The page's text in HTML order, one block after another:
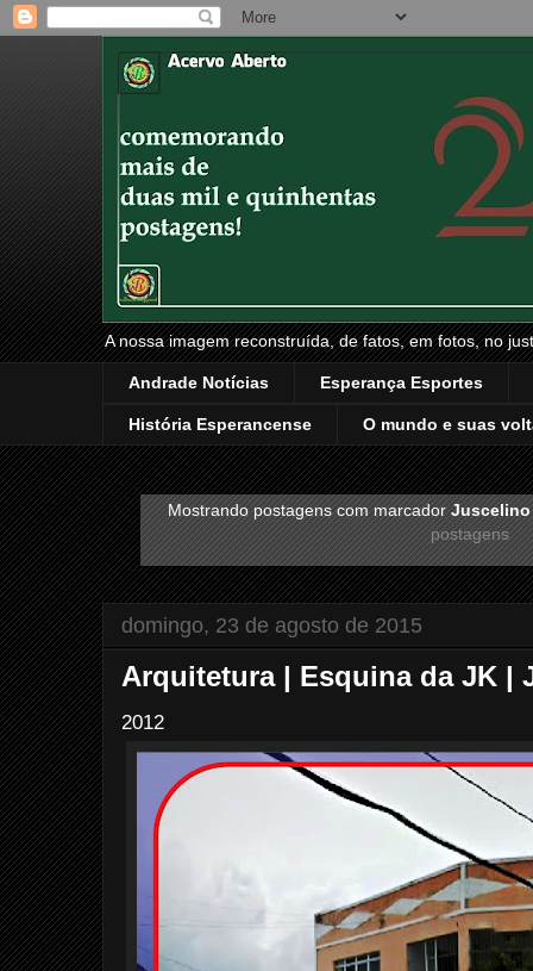
A nossa imagem reconstruída, de fatos, em fotos, no
Andrade Notícias Esperança Esportes
História Esperancense O mundo e suas
Mostrando postagens com marcador
postagens
domingo, 23 de agosto de 2015
Arquitetura | Esquina da JK |
2012